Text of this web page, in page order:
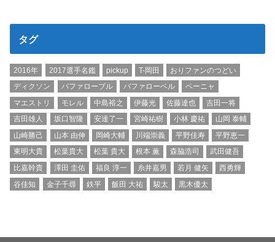
タグ
2016年 2017選手名鑑 pickup T-岡田
おりファンのつどい
ディクソン
バファローブル バファローベル
ペーニャ
マエストリ
モレル 中島裕之 伊藤光 佐藤達也
吉田一将
吉田雄人
坂口智隆 安達了一 宮崎祐樹 小林 慶祐
山岡 泰輔
山崎勝己
山本 由伸 岡崎大輔 川端崇義 平野佳寿
平野恵一
東明大貴
松葉貴大 松葉 貴大 根本 薫 森脇浩司
武田健吾
比嘉幹貴
澤田 圭佑 福良 淳一 糸井嘉男 若月 健矢
西勇輝
谷佳知
金子千尋 鉄平 飯田 大祐 駿太 黒木優太